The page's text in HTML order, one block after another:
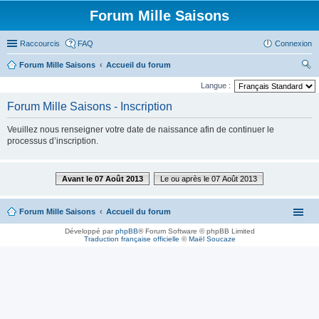
Forum Mille Saisons
Raccourcis FAQ Connexion
Forum Mille Saisons
Accueil du forum
ec
ch
Langue :
Forum Mille Saisons - Inscription
Veuillez nous renseigner votre date de naissance afin de continuer le
processus d’inscription.
Avant le 07 Août 2013 Le ou après le 07 Août 2013
Forum Mille Saisons Accueil du forum
Développé parphpBB® Forum Software © phpBB Limited
Traduction française officielle ©Maël Soucaze